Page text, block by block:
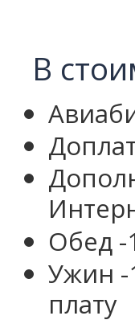
В
Обед -
Ужин
плату